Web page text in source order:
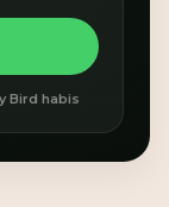
Bird habis